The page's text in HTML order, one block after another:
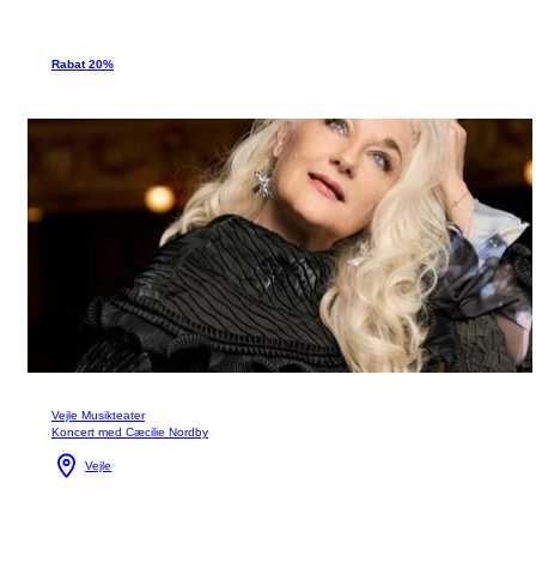
Rabat 20%
Vejle Musikteater
Koncert med Cæcilie Nordby
Vejle